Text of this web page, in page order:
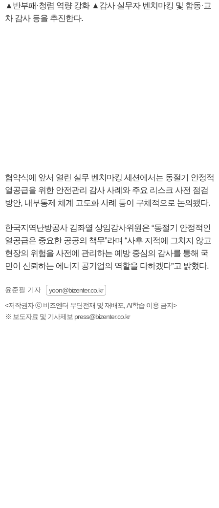
▲반부패·청렴 역량 강화 ▲감사 실무자 벤치마킹 및 합동·교
차 감사 등을 추진한다.
협약식에 앞서 열린 실무 벤치마킹 세션에서는 동절기 안정적
열공급을 위한 안전관리 감사 사례와 주요 리스크 사전 점검
방안, 내부통제 체계 고도화 사례 등이 구체적으로 논의됐다.
한국지역난방공사 김좌열 상임감사위원은 “동절기 안정적인
열공급은 중요한 공공의 책무”라며 “사후 지적에 그치지 않고
현장의 위험을 사전에 관리하는 예방 중심의 감사를 통해 국
민이 신뢰하는 에너지 공기업의 역할을 다하겠다”고 밝혔다.
윤준필 기자
yoon@bizenter.co.kr
<저작권자 ⓒ 비즈엔터 무단전재 및 재배포, AI학습 이용 금지>
※ 보도자료 및 기사제보 press@bizenter.co.kr